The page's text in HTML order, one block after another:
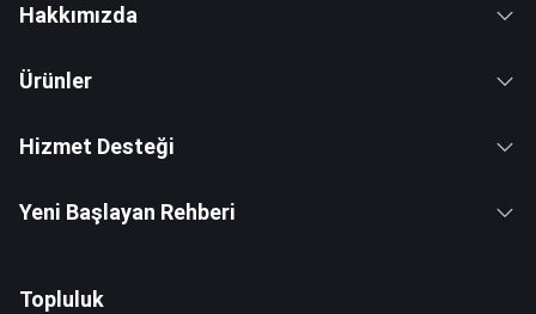
Hakkımızda
Ürünler
Hizmet Desteği
Yeni Başlayan Rehberi
Topluluk